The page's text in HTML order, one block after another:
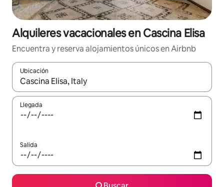
Alquileres vacacionales en Cascina Elisa
Encuentra y reserva alojamientos únicos en Airbnb
Ubicación
Cuando los resultados estén disponibles, navega con las
Llegada
Salida